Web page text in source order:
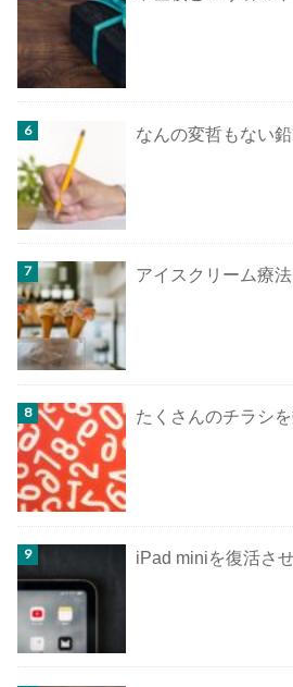
なんの変哲もない
アイスクリーム療
たくさんのチラシ
iPad miniを復活さ